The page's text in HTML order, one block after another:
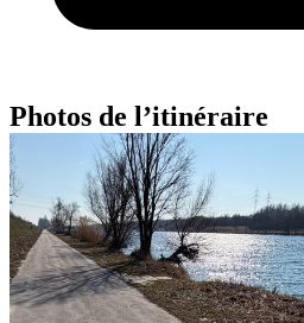
Photos de l’itinéraire